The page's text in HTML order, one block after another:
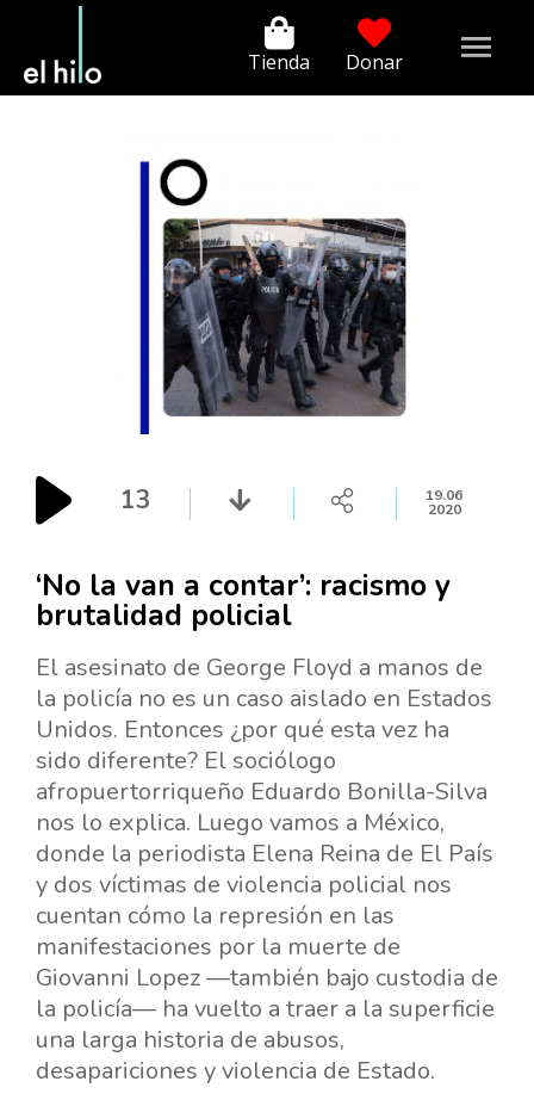
Tienda Donar
‘No la van a contar’: racismo y
brutalidad policial
El asesinato de George Floyd a manos de
la policía no es un caso aislado en Estados
Unidos. Entonces ¿por qué esta vez ha
sido diferente? El sociólogo
afropuertorriqueño Eduardo Bonilla-Silva
nos lo explica. Luego vamos a México,
donde la periodista Elena Reina de El País
y dos víctimas de violencia policial nos
cuentan cómo la represión en las
manifestaciones por la muerte de
Giovanni Lopez —también bajo custodia de
la policía— ha vuelto a traer a la superficie
una larga historia de abusos,
desapariciones y violencia de Estado.
13 19.06
2020